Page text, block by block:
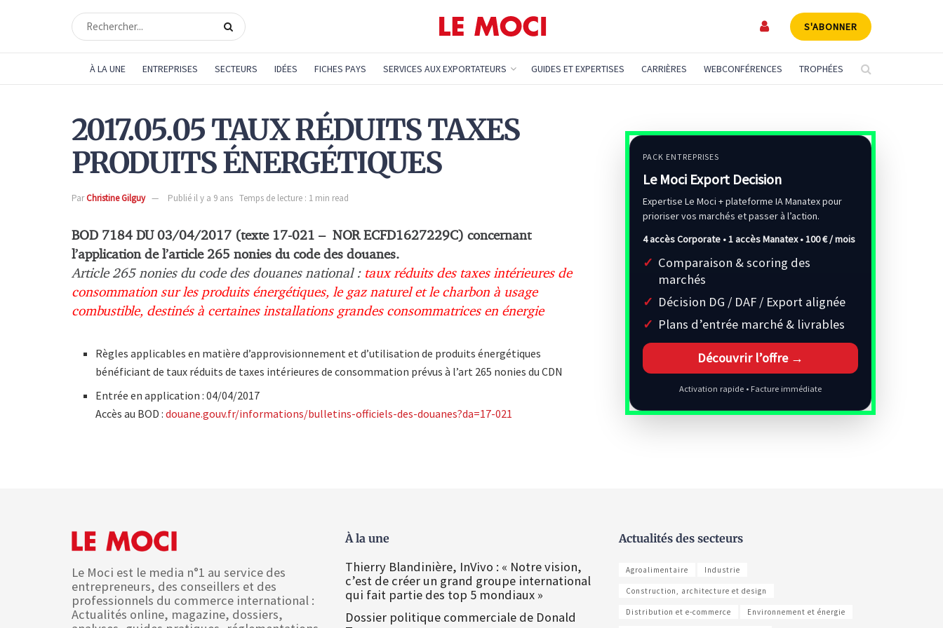
S'ABONNER
À LA UNE ENTREPRISES SECTEURS IDÉES FICHES PAYS SERVICES AUX EXPORTATEURS GUIDES ET EXPERTISES CARRIÈRES WEBCONFÉRENCES TROPHÉES
2017.05.05 TAUX RÉDUITS TAXES
PRODUITS ÉNERGÉTIQUES
ParChristine Gilguy Publié il y a 9 ans Temps de lecture : 1 min read
BOD 7184 DU 03/04/2017 (texte 17-021 – NOR ECFD1627229C) concernant
l’application de l’article 265 nonies du code des douanes.
Article 265 nonies du code des douanes national : taux réduits des taxes intérieures de
consommation sur les produits énergétiques, le gaz naturel et le charbon à usage
combustible, destinés à certaines installations grandes consommatrices en énergie
Règles applicables en matière d’approvisionnement et d’utilisation de produits énergétiques
bénéficiant de taux réduits de taxes intérieures de consommation prévus à l’art 265 nonies du CDN
Entrée en application : 04/04/2017
Accès au BOD :douane.gouv.fr/informations/bulletins-officiels-des-douanes?da=17-021
PACK ENTREPRISES
Le Moci Export Decision
Expertise Le Moci + plateforme IA Manatex pour
prioriser vos marchés et passer à l’action.
4 accès Corporate • 1 accès Manatex •100 € / mois
Comparaison & scoring des
marchés
Décision DG / DAF / Export alignée
Plans d’entrée marché & livrables
Découvrir l’offre →
Activation rapide • Facture immédiate
Le Moci est le media n°1 au service des
entrepreneurs, des conseillers et des
professionnels du commerce international :
Actualités online, magazine, dossiers,
À la une
Thierry Blandinière, InVivo : « Notre vision,
c’est de créer un grand groupe international
qui fait partie des top 5 mondiaux »
Dossier politique commerciale de Donald
Actualités des secteurs
Agroalimentaire Industrie
Construction, architecture et design
Distribution et e-commerce Environnement et énergie